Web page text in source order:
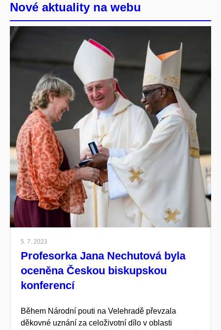
Nové aktuality na webu
5. 7. 2023
Profesorka Jana Nechutová byla
oceněna Českou biskupskou
konferencí
Během Národní pouti na Velehradě převzala
děkovné uznání za celoživotní dílo v oblasti